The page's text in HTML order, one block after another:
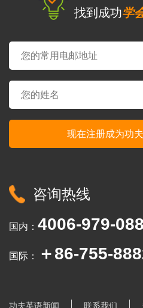
找到成功学
咨询热线
国内： 4006-979-088
国际： ＋86-755-
功夫英语新闻 联系我们